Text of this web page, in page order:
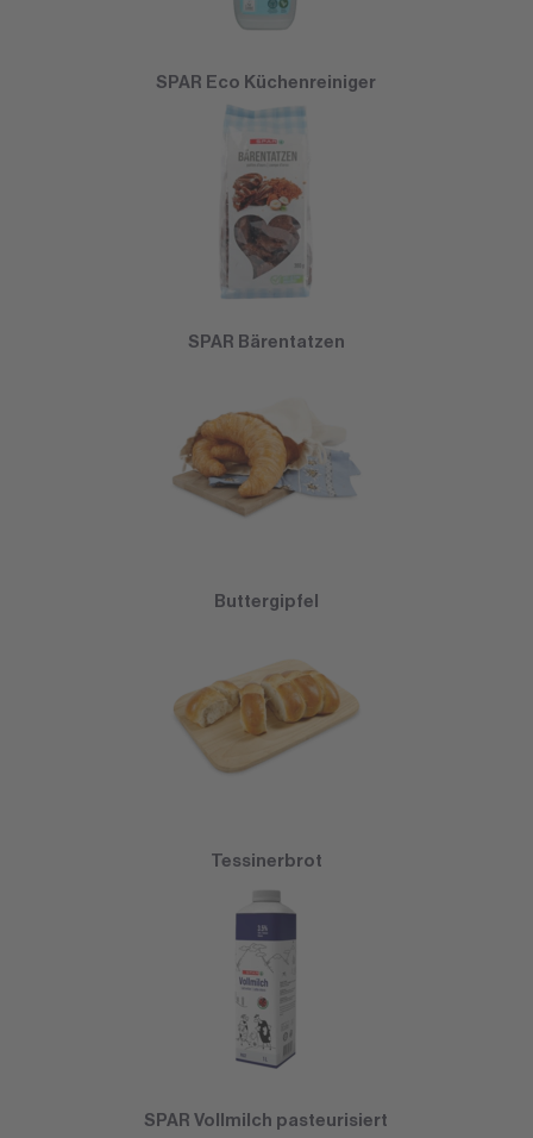
SPAR Eco Küchenreiniger
SPAR Bärentatzen
Buttergipfel
Tessinerbrot
SPAR Vollmilch pasteurisiert